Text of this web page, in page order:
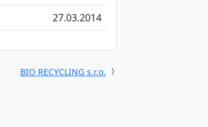
27.03.2014
BIO RECYCLING s.r.o.